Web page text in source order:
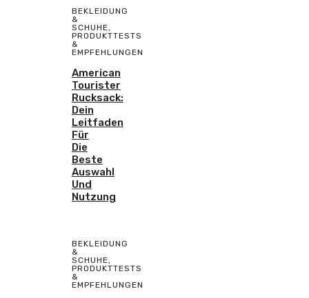
BEKLEIDUNG
&
SCHUHE,
PRODUKTTESTS
&
EMPFEHLUNGEN
American
Tourister
Rucksack:
Dein
Leitfaden
Für
Die
Beste
Auswahl
Und
Nutzung
BEKLEIDUNG
&
SCHUHE,
PRODUKTTESTS
&
EMPFEHLUNGEN